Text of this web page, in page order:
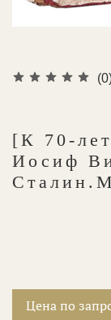
[К 70-
Иосиф
Цена по